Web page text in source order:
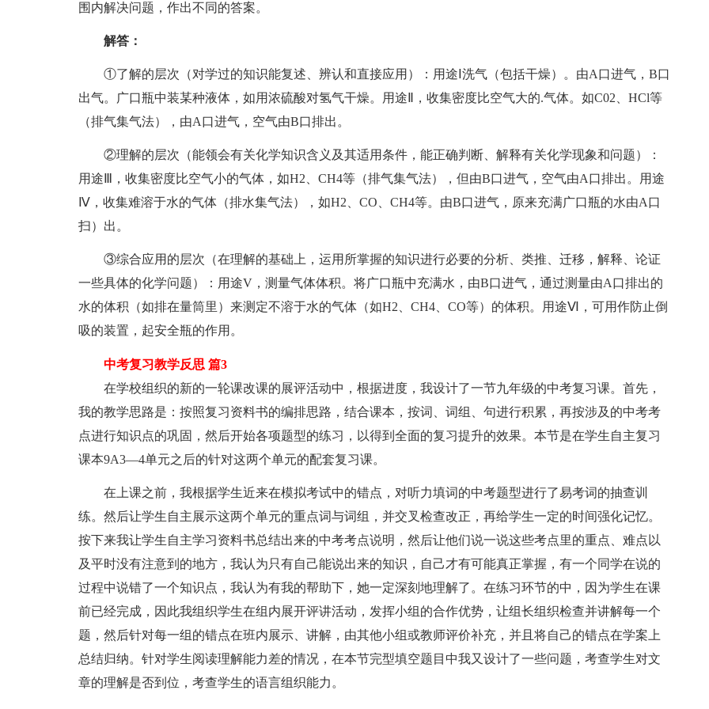
围内解决问题，作出不同的答案。
解答：
①了解的层次（对学过的知识能复述、辨认和直接应用）：用途Ⅰ洗气（包括干燥）。由A口进气，B口
出气。广口瓶中装某种液体，如用浓硫酸对氢气干燥。用途Ⅱ，收集密度比空气大的.气体。如C02、HCl等
（排气集气法），由A口进气，空气由B口排出。
②理解的层次（能领会有关化学知识含义及其适用条件，能正确判断、解释有关化学现象和问题）：
用途Ⅲ，收集密度比空气小的气体，如H2、CH4等（排气集气法），但由B口进气，空气由A口排出。用途
Ⅳ，收集难溶于水的气体（排水集气法），如H2、CO、CH4等。由B口进气，原来充满广口瓶的水由A口
扫）出。
③综合应用的层次（在理解的基础上，运用所掌握的知识进行必要的分析、类推、迁移，解释、论证
一些具体的化学问题）：用途V，测量气体体积。将广口瓶中充满水，由B口进气，通过测量由A口排出的
水的体积（如排在量筒里）来测定不溶于水的气体（如H2、CH4、CO等）的体积。用途Ⅵ，可用作防止倒
吸的装置，起安全瓶的作用。
中考复习教学反思 篇3
在学校组织的新的一轮课改课的展评活动中，根据进度，我设计了一节九年级的中考复习课。首先，
我的教学思路是：按照复习资料书的编排思路，结合课本，按词、词组、句进行积累，再按涉及的中考考
点进行知识点的巩固，然后开始各项题型的练习，以得到全面的复习提升的效果。本节是在学生自主复习
课本9A3—4单元之后的针对这两个单元的配套复习课。
在上课之前，我根据学生近来在模拟考试中的错点，对听力填词的中考题型进行了易考词的抽查训
练。然后让学生自主展示这两个单元的重点词与词组，并交叉检查改正，再给学生一定的时间强化记忆。
按下来我让学生自主学习资料书总结出来的中考考点说明，然后让他们说一说这些考点里的重点、难点以
及平时没有注意到的地方，我认为只有自己能说出来的知识，自己才有可能真正掌握，有一个同学在说的
过程中说错了一个知识点，我认为有我的帮助下，她一定深刻地理解了。在练习环节的中，因为学生在课
前已经完成，因此我组织学生在组内展开评讲活动，发挥小组的合作优势，让组长组织检查并讲解每一个
题，然后针对每一组的错点在班内展示、讲解，由其他小组或教师评价补充，并且将自己的错点在学案上
总结归纳。针对学生阅读理解能力差的情况，在本节完型填空题目中我又设计了一些问题，考查学生对文
章的理解是否到位，考查学生的语言组织能力。